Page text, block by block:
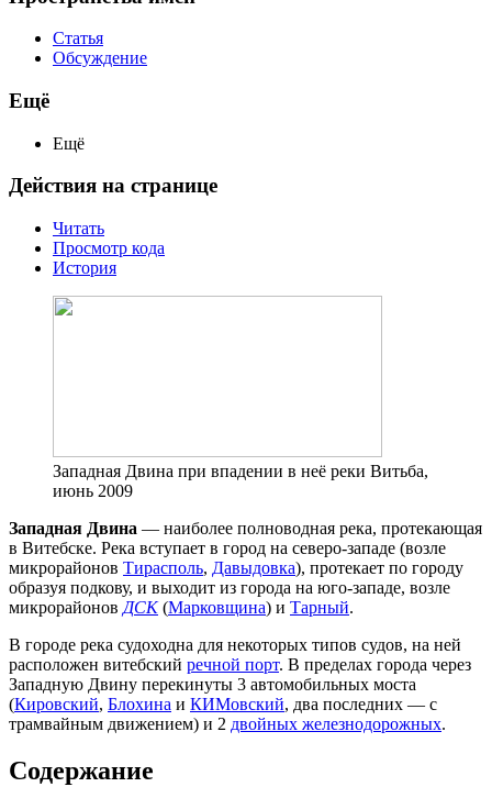
Статья
Обсуждение
Ещё
Ещё
Действия на странице
Читать
Просмотр кода
История
Западная Двина при впадении в неё реки Витьба,
июнь 2009
Западная Двина — наиболее полноводная река, протекающая
в Витебске. Река вступает в город на северо-западе (возле
микрорайонов Тирасполь, Давыдовка), протекает по городу
образуя подкову, и выходит из города на юго-западе, возле
микрорайонов ДСК(Марковщина) и Тарный.
В городе река судоходна для некоторых типов судов, на ней
расположен витебский речной порт. В пределах города через
Западную Двину перекинуты 3 автомобильных моста
(Кировский, Блохина и КИМовский, два последних — с
трамвайным движением) и 2 двойных железнодорожных.
Содержание